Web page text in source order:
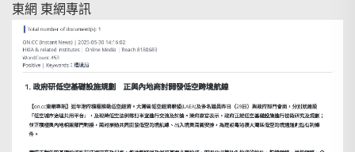
東網 東網專訊